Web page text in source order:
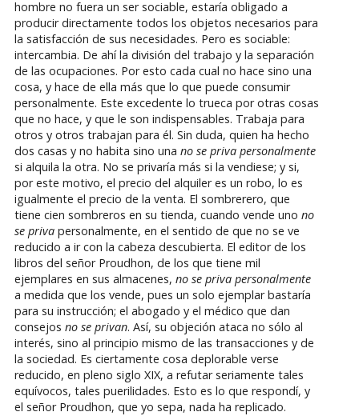
hombre no fuera un ser sociable, estaría obligado a
producir directamente todos los objetos necesarios para
la satisfacción de sus necesidades. Pero es sociable:
intercambia. De ahí la división del trabajo y la separación
de las ocupaciones. Por esto cada cual no hace sino una
cosa, y hace de ella más que lo que puede consumir
personalmente. Este excedente lo trueca por otras cosas
que no hace, y que le son indispensables. Trabaja para
otros y otros trabajan para él. Sin duda, quien ha hecho
dos casas y no habita sino una no se priva personalmente
si alquila la otra. No se privaría más si la vendiese; y si,
por este motivo, el precio del alquiler es un robo, lo es
igualmente el precio de la venta. El sombrerero, que
tiene cien sombreros en su tienda, cuando vende uno no
se privapersonalmente, en el sentido de que no se ve
reducido a ir con la cabeza descubierta. El editor de los
libros del señor Proudhon, de los que tiene mil
ejemplares en sus almacenes, no se priva personalmente
a medida que los vende, pues un solo ejemplar bastaría
para su instrucción; el abogado y el médico que dan
consejos no se privan. Así, su objeción ataca no sólo al
interés, sino al principio mismo de las transacciones y de
la sociedad. Es ciertamente cosa deplorable verse
reducido, en pleno siglo XIX, a refutar seriamente tales
equívocos, tales puerilidades. Esto es lo que respondí, y
el señor Proudhon, que yo sepa, nada ha replicado.